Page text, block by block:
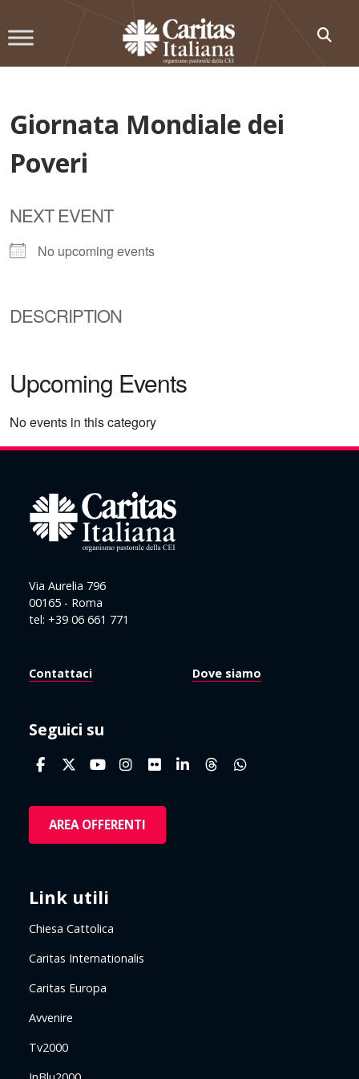
to
Giornata Mondiale dei
Poveri
NEXT EVENT
No upcoming events
DESCRIPTION
Upcoming Events
No events in this category
Via Aurelia 796
00165 - Roma
tel: +39 06 661 771
Contattaci Dove siamo
Seguici su
AREA OFFERENTI
Link utili
Chiesa Cattolica
Caritas Internationalis
Caritas Europa
Avvenire
Tv2000